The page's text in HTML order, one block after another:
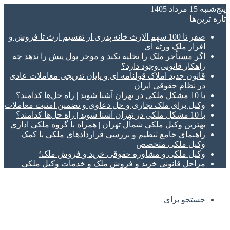
پنج‌شنبه 15 مرداد 1405
تازه‌ ترین‌ها
صفر تا 100 سهم الارث خانه پدری از تقسیم ارث تا فروش و
افراز ملک ورثه ای
اگر مستأجر ملک را تخلیه نکند و موجر پول پیش را ندهد چه
راهکار قانونی وجود دارد؟
قانون جدید املاک قولنامه ای و پایان تدریجی معاملات عادی
در نظام حقوقی ایران
با 10 مشکل ملکی در تهران آشنا شوید | راه حل‌ها کدامند؟
وکیل برای ملک تجاری و حل دعاوی و تضمین امنیت معاملات
با 10 مشکل ملکی در تهران آشنا شوید | راه حل‌ها کدامند؟
بهترین وکیل ملکی شمال تهران | همراه با گروه ملکی اداری
راهنمای جامع تنظیم و بررسی قراردادهای ملکی با کمک
وکیل ملکی متخصص
وکیل ملکی و مشاوره حقوقی خرید و فروش ملک؛
مراحل قانونی خرید و فروش ملک و خدمات وکیل ملکی
جستجو برای